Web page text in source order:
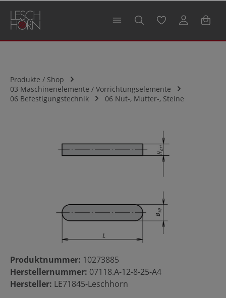
springen
Produkte / Shop
03 Maschinenelemente / Vorrichtungselemente
06 Befestigungstechnik
06 Nut-, Mutter-, Steine
Produktnummer: 10273885
Herstellernummer: 07118.A-12-8-25-A4
Hersteller: LE71845-Leschhorn